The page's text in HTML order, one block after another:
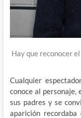
Hay que reconocer
Cualquier
conoce al personaje,
sus padres y se
aparición